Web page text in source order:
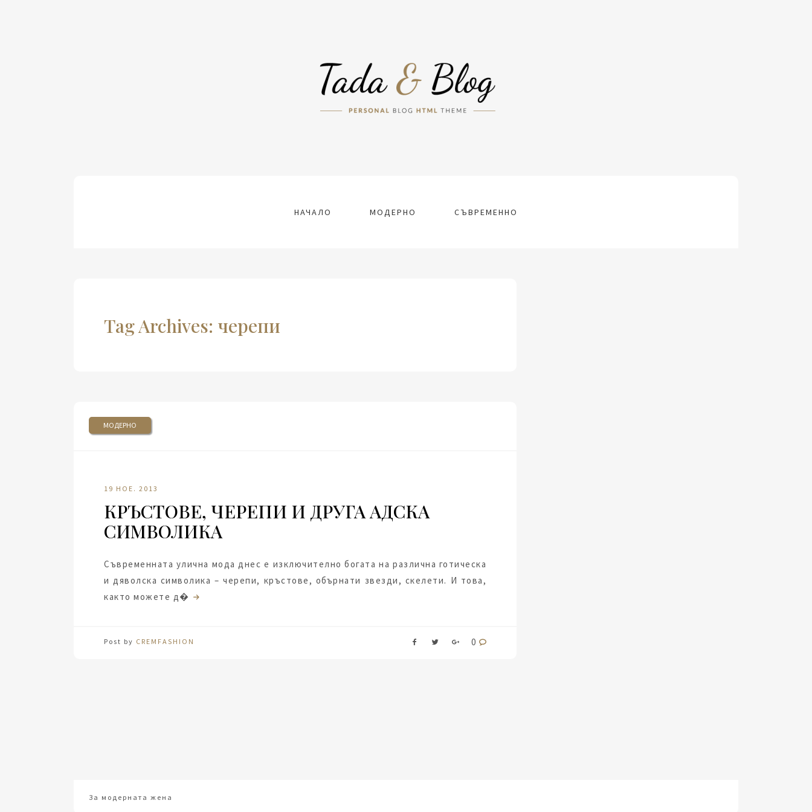
НАЧАЛО МОДЕРНО СЪВРЕМЕННО
Tag Archives: черепи
МОДЕРНО
19 НОЕ. 2013
КРЪСТОВЕ, ЧЕРЕПИ И ДРУГА АДСКА
СИМВОЛИКА
Съвременната улична мода днес е изключително богата на различна готическа
и дяволска символика – черепи, кръстове, обърнати звезди, скелети. И това,
както можете д�
Post by CREMFASHION 0
За модерната жена